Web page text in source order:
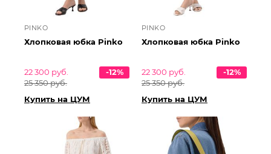
PINKO
Хлопковая юбка Pinko
22 300 руб.
25 350 руб.
-12%
Купить на ЦУМ
PINKO
Хлопковая юбка Pinko
22 300 руб.
25 350 руб.
-12%
Купить на ЦУМ